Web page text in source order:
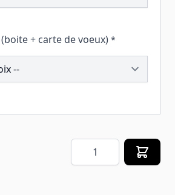
+ carte de voeux) *
Quantité